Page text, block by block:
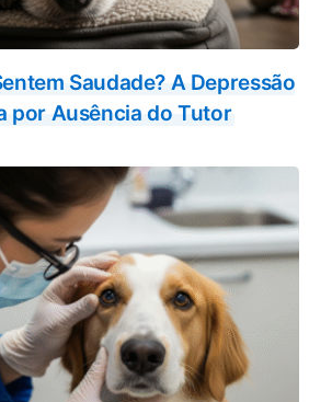
Saudade? A Depressão
por Ausência do Tutor